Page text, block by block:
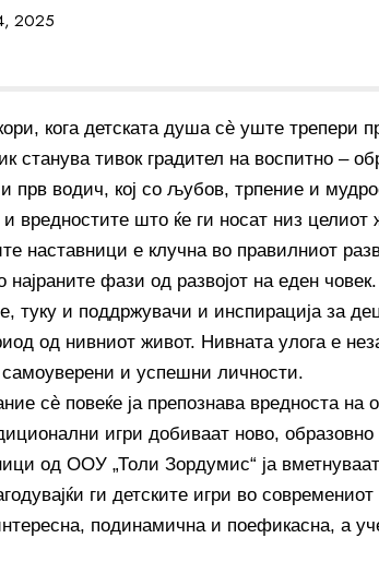
2025
кога детската душа сè уште трепери
станува тивок градител на воспитно –
прв водич, кој со љубов, трпение и
вредностите што ќе ги носат низ целиот
наставници е клучна во правилниот
фази од развојот на еден
туку и поддржувачи и инспирација за
од нивниот живот. Нивната улога е
и успешни личности.
сè повеќе ја препознава вредноста на
игри добиваат ново,
од ООУ „Толи Зордумис“ ја
ги детските игри во
подинамична и поефикасна, а